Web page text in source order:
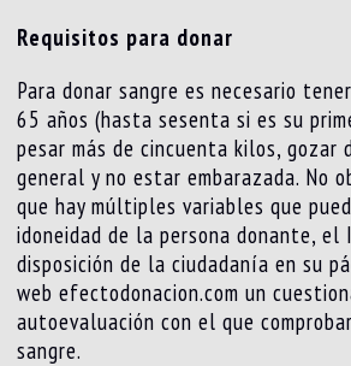
Requisitos para donar
Para donar sangre es necesario
65 años (hasta sesenta si es su
pesar más de cincuenta kilos, gozar
general y no estar embarazada. No
que hay múltiples variables que
idoneidad de la persona donante, el
disposición de la ciudadanía en su
web efectodonacion.com un
autoevaluación con el que
sangre.